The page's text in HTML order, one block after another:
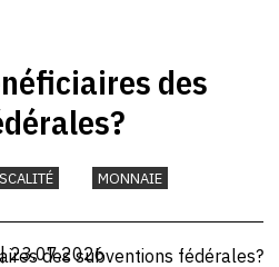
des
MONNAIE
23.07.2026